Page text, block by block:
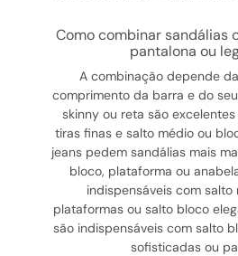
como combinar sandálias com calças jeans,
pantalona ou
A combinação depende
comprimento da barra e do
skinny ou reta são
tiras finas e salto médio ou
jeans pedem sandálias mais
bloco, plataforma ou
indispensáveis com salto
plataformas ou salto bloco
são indispensáveis com salto
sofisticadas ou